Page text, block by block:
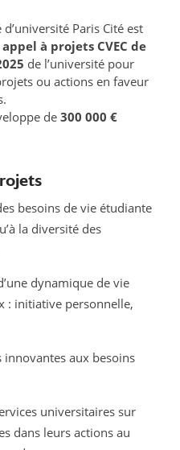
Paris Cité est
appel à projets CVEC de
de l’université pour
ou actions en faveur
de 300 000 €
besoins de vie étudiante
la diversité des
dynamique de vie
: initiative personnelle,
innovantes aux besoins
universitaires sur
dans leurs actions au